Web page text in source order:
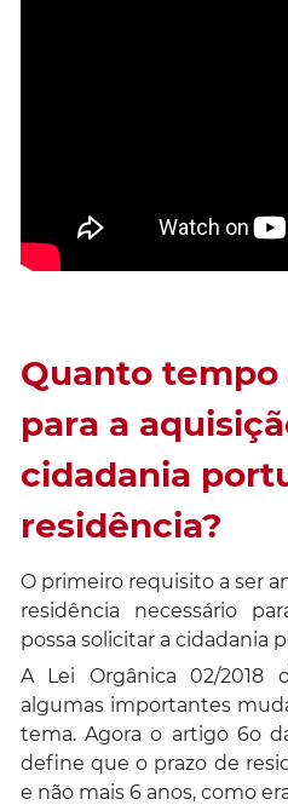
Quanto tempo
para a
cidadania
residência?
O primeiro requisito a ser
residência necessário
possa solicitar a cidadania
A Lei Orgânica 02/
algumas importantes
tema. Agora o artigo 6o
define que o prazo de
e não mais 6 anos, como